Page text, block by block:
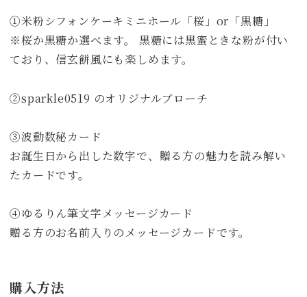
➀米粉シフォンケーキミニホール「桜」or「黒糖」
※桜か黒糖か選べます。 黒糖には黒蜜ときな粉が付い
ており、信玄餅風にも楽しめます。
②sparkle0519 のオリジナルブローチ
③波動数秘カード
お誕生日から出した数字で、贈る方の魅力を読み解い
たカードです。
④ゆるりん筆文字メッセージカード
贈る方のお名前入りのメッセージカードです。
購入方法